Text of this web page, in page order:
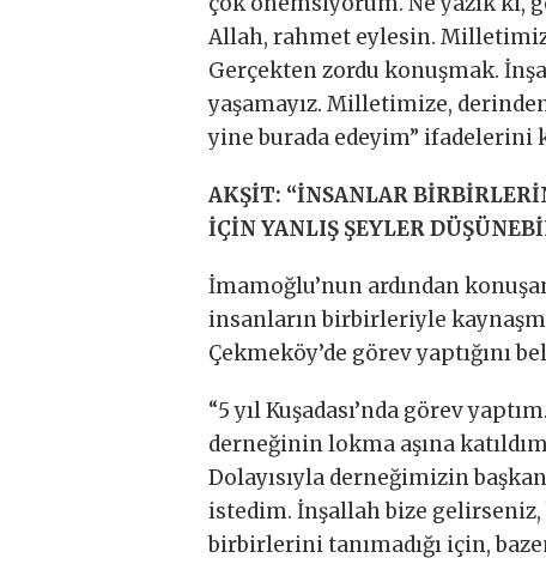
Allah, rahmet eylesin.
Gerçekten zordu konuşmak.
yaşamayız. Milletimize,
yine burada edeyim” ifadelerini
AKŞİT: “İNSANLAR
İÇİN YANLIŞ ŞEYLER
İmamoğlu’nun ardından
insanların birbirleriyle
Çekmeköy’de görev yaptığını
“5 yıl Kuşadası’nda görev
derneğinin lokma aşına
Dolayısıyla derneğimizin
istedim. İnşallah bize
birbirlerini tanımadığı için,